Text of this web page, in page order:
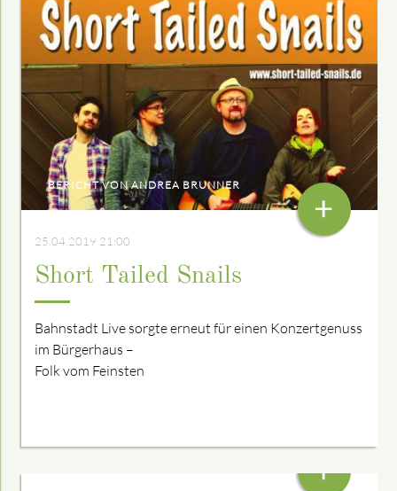
BERICHT VON ANDREA BRUNNER
25.04.2019 21:00
Short Tailed Snails
Bahnstadt Live sorgte erneut für einen Konzertgenuss
im Bürgerhaus –
Folk vom Feinsten
+
+